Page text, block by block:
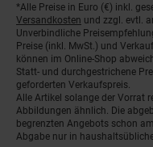
Fußnoten
*Alle Preise in Euro (€) inkl.
Versandkosten und zzgl. evtl.
Unverbindliche
Preise (inkl. MwSt.) und
können im Online-Shop
Statt- und durchgestrichene
geforderten Verkaufspreis.
Alle Artikel solange der Vorrat
Abbildungen ähnlich. Die
begrenzten Angebots schon
Abgabe nur in